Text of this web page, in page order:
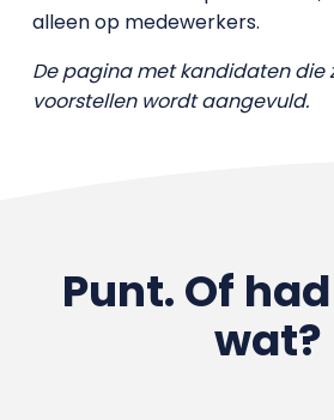
alleen op medewerkers.
De pagina met kandidaten die
voorstellen wordt aangevuld.
Punt. Of
wat?